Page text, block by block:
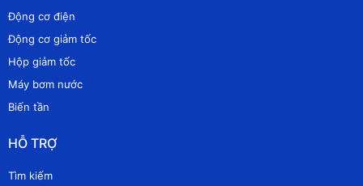
Động cơ điện
Động cơ giảm tốc
Hộp giảm tốc
Máy bơm nước
Biến tần
HỖ TRỢ
Tìm kiếm